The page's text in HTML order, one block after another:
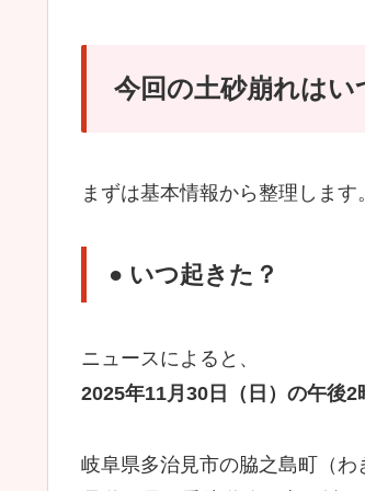
今回の土砂崩れは
まずは基本情報から整理します。
● いつ起きた？
ニュースによると、
2025年11月30日（日）の午後2
岐阜県多治見市の脇之島町（わ